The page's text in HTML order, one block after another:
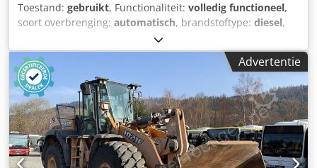
Toestand: gebruikt, Functionaliteit: volledig functioneel,
soort overbrenging: automatisch, brandstoftype: diesel,
7.500 kg
registratie:10/1977, Bouwjaar:1977, Uitrusting:
hydraulica
, Technisch in orde Dcodpfx Apst S IdrjpjkAdvertentie